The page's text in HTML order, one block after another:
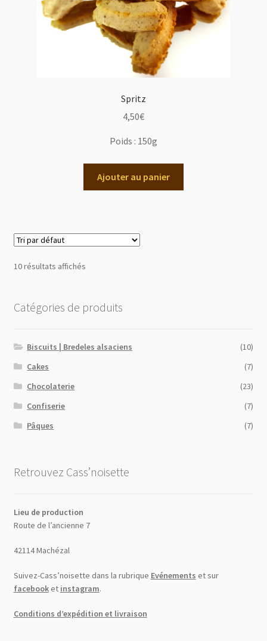
Spritz
4,50€
Poids : 150g
Ajouter au panier
10 résultats affichés
Catégories de produits
Biscuits | Bredeles alsaciens
(10)
Cakes
(7)
Chocolaterie
(23)
Confiserie
(7)
Pâques
(7)
Retrouvez Cass’noisette
Lieu de production
Route de l’ancienne 7
42114 Machézal
Suivez-Cass’noisette dans la rubrique Evénements et sur
facebooket instagram.
Conditions d’expédition et livraison